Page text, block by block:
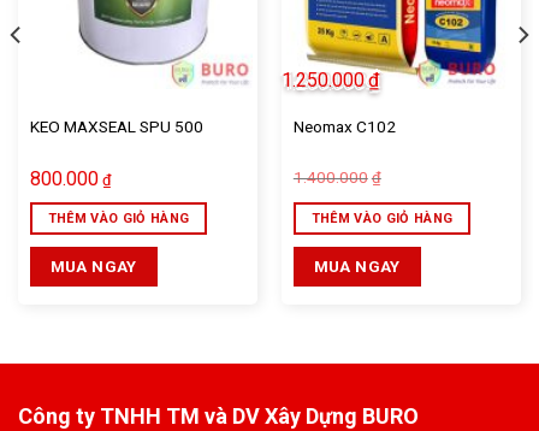
KEO MAXSEAL SPU 500
800.000 ₫
THÊM VÀO GIỎ HÀNG
MUA NGAY
Neomax C102
1.400.000 ₫
là:
1.400.000₫.
1.250.000₫
tại
là:
1.250.000₫.
THÊM VÀO GIỎ HÀNG
MUA NGAY
Công ty TNHH TM và DV Xây Dựng BURO